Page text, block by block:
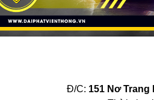
Đ/C: 151 Nơ Trang